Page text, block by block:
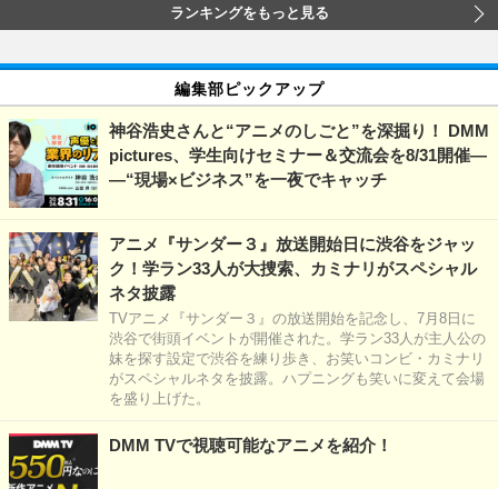
ランキングをもっと見る
編集部ピックアップ
神谷浩史さんと“アニメのしごと”を深掘り！ DMM
pictures、学生向けセミナー＆交流会を8/31開催―
―“現場×ビジネス”を一夜でキャッチ
アニメ『サンダー３』放送開始日に渋谷をジャッ
ク！学ラン33人が大捜索、カミナリがスペシャル
ネタ披露
TVアニメ『サンダー３』の放送開始を記念し、7月8日に
渋谷で街頭イベントが開催された。学ラン33人が主人公の
妹を探す設定で渋谷を練り歩き、お笑いコンビ・カミナリ
がスペシャルネタを披露。ハプニングも笑いに変えて会場
を盛り上げた。
DMM TVで視聴可能なアニメを紹介！